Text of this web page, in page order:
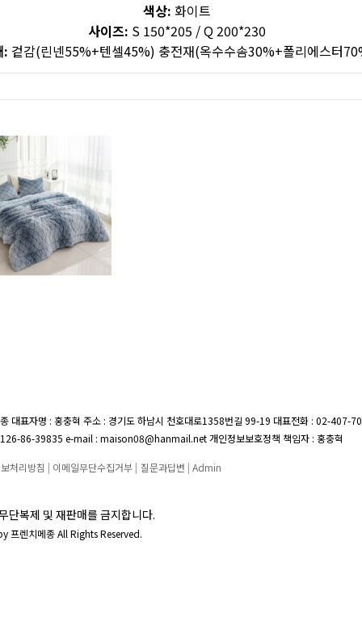
색상: 화이트
사이즈: S 150*205 / Q 200*230
: 겉감(린넨55%+텐셀45%) 충전재(옥수수솜30%+폴리에스터
대표자명 : 홍충혁 주소 : 경기도 하남시 천호대로1358번길 99-19 대표전화 : 02-407-
126-86-39835 e-mail : maison08@hanmail.net 개인정보보호정책 책임자 : 홍충혁
처리방침 | 이메일무단수집거부 | 질문과답변 | Admin
단복제 및 재판매를 금지합니다.
프렌치메종 All Rights Reserved.